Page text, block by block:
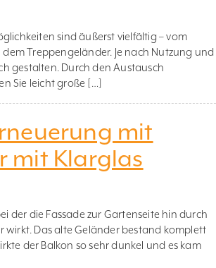
sind äußerst vielfältig – vom
Treppengeländer. Je nach Nutzung und
gestalten. Durch den Austausch
Sie leicht große […]
mit
mit Klarglas
der die Fassade zur Gartenseite hin durch
wirkt. Das alte Geländer bestand komplett
der Balkon so sehr dunkel und es kam